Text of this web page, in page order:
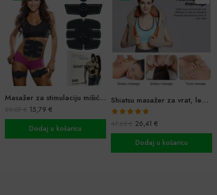
Masažer za stimulaciju mišića trbuha Gym Smart Fitness
29,07€ 15,79 €
Dodaj u košaricu
Shiatsu masažer za vrat, leđa, ramena
Ocijenjeno
5.00 od 5
47,65€ 26,41 €
Dodaj u košaricu